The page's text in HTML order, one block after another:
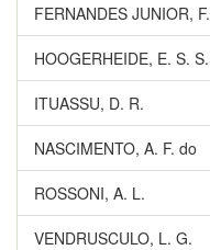
FERNANDES JUNIOR, F.
HOOGERHEIDE, E. S. S.
ITUASSU, D. R.
NASCIMENTO, A. F. do
ROSSONI, A. L.
VENDRUSCULO, L. G.